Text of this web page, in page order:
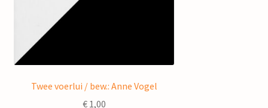
Twee voerlui / bew.: Anne Vogel
€1,00